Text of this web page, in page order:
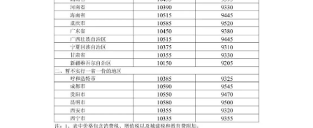
12345网上接诉即办 我要咨询 我要建议
参与调查 在线访谈 图说互动
走进北京
北京概况 十六区概览 人文北京